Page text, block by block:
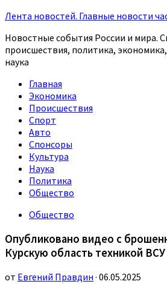
Лента новостей. Главные новости
Новостные события России и мира.
происшествия, политика,
наука
Главная
Экономика
Происшествия
Спорт
Авто
Спонсоры
Культура
Наука
Политика
Общество
Общество
Опубликовано видео с
Курскую область техникой ВСУ
от Евгений Правдин · 06.05.2025